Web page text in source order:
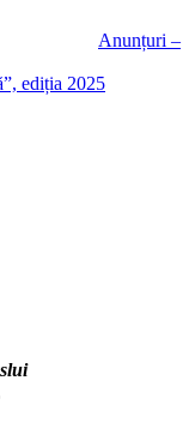
Anunțuri –
ediția 2025